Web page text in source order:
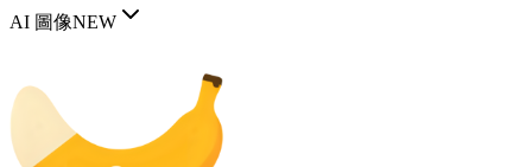
AI 圖像NEW